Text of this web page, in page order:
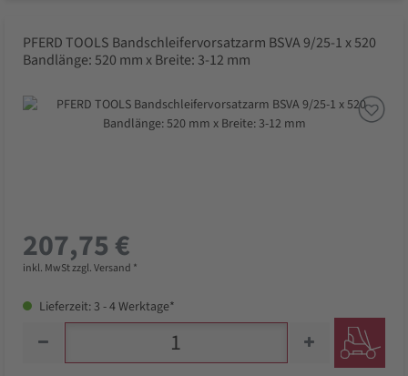
PFERD TOOLS Bandschleifervorsatzarm BSVA 9/25-1 x 520
Bandlänge: 520 mm x Breite: 3-12 mm
207,75 €
inkl. MwSt zzgl. Versand *
Lieferzeit: 3 - 4 Werktage*